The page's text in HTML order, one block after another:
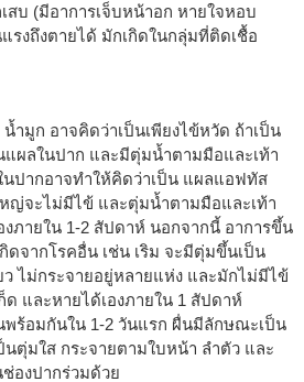
สบ (มีอาการเจ็บหน้าอก หายใจหอบ
รงถึงตายได้ มักเกิดในกลุ่มที่ติดเชื้อ
ำมูก อาจคิดว่าเป็นเพียงไข้หวัด ถ้าเป็น
แผลในปาก และมีตุ่มน้ำตามมือและเท้า
ปากอาจทำให้คิดว่าเป็น แผลแอฟทัส
หญ่จะไม่มีไข้ และตุ่มน้ำตามมือและเท้า
ภายใน 1-2 สัปดาห์ นอกจากนี้ อาการขึ้น
ดจากโรคอื่น เช่น เริม จะมีตุ่มขึ้นเป็น
ว ไม่กระจายอยู่หลายแห่ง และมักไม่มีไข้
และหายได้เองภายใน 1 สัปดาห์
ร้อมกันใน 1-2 วันแรก ผื่นมีลักษณะเป็น
ตุ่มใส กระจายตามใบหน้า ลำตัว และ
องปากร่วมด้วย